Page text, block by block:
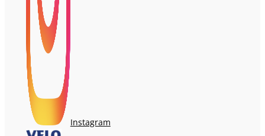
Instagram